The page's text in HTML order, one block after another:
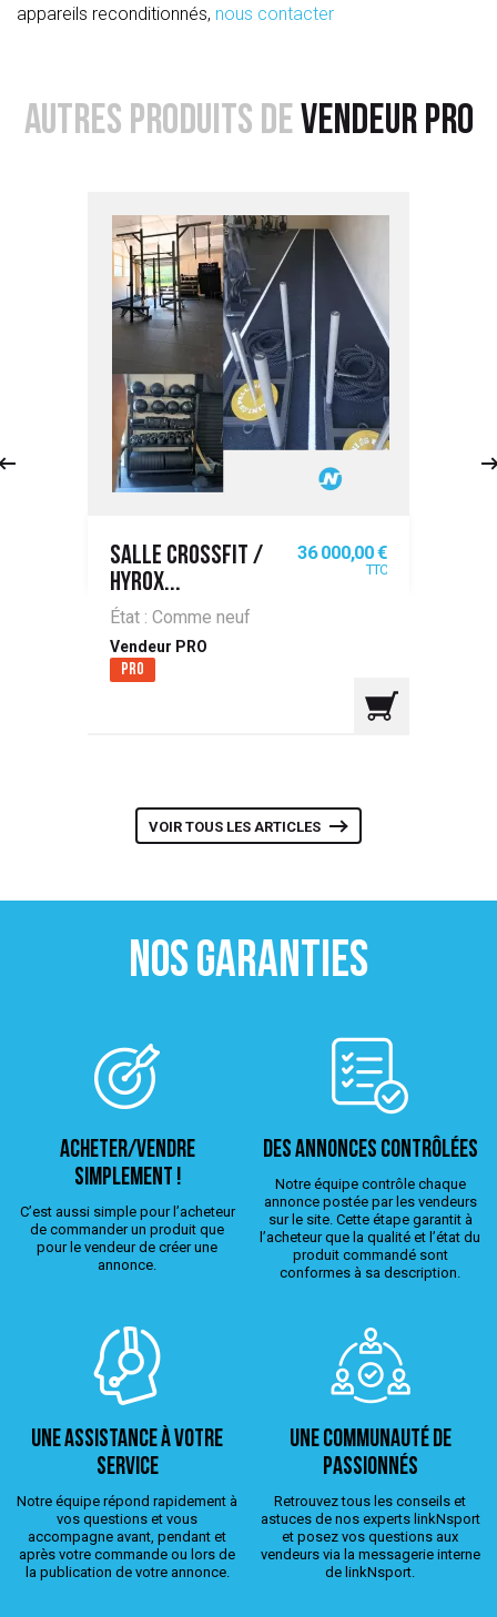
appareils reconditionnés, nous contacter
AUTRES PRODUITS DE VENDEUR PRO
SALLE CROSSFIT /
HYROX...
Prix
36 000,00 €
TTC
État : Comme neuf
Vendeur PRO
Pro
VOIR TOUS LES ARTICLES
NOS GARANTIES
ACHETER/VENDRE
simplement !
C’est aussi simple pour l’acheteur
de commander un produit que
pour le vendeur de créer une
annonce.
Des annonces contrôlées
Notre équipe contrôle chaque
annonce postée par les vendeurs
sur le site. Cette étape garantit à
l’acheteur que la qualité et l’état du
produit commandé sont
conformes à sa description.
Une assistance à votre
service
Notre équipe répond rapidement à
vos questions et vous
accompagne avant, pendant et
après votre commande ou lors de
la publication de votre annonce.
Une Communauté de
passionnés
Retrouvez tous les conseils et
astuces de nos experts linkNsport
et posez vos questions aux
vendeurs via la messagerie interne
de linkNsport.